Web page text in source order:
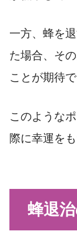
一方、蜂を
た場合、そ
ことが期待で
このような
際に幸運を
蜂退